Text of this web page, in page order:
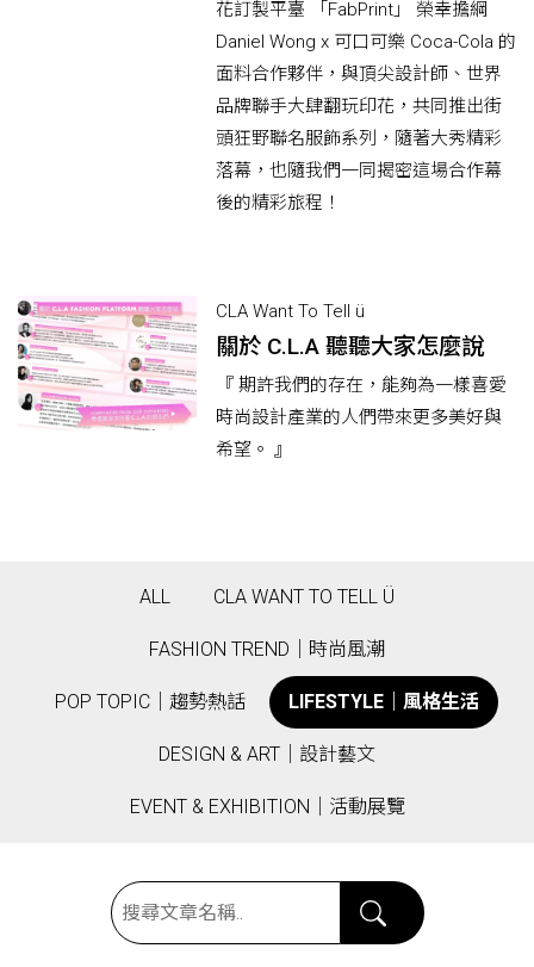
花訂製平臺 「FabPrint」 榮幸擔綱
Daniel Wong x 可口可樂 Coca-Cola 的
面料合作夥伴，與頂尖設計師、世界
品牌聯手大肆翻玩印花，共同推出街
頭狂野聯名服飾系列，隨著大秀精彩
落幕，也隨我們一同揭密這場合作幕
後的精彩旅程！
CLA Want To Tell ü
關於 C.L.A 聽聽大家怎麼說
『 期許我們的存在，能夠為一樣喜愛
時尚設計產業的人們帶來更多美好與
希望。 』
ALL CLA WANT TO TELL Ü
FASHION TREND｜時尚風潮
POP TOPIC｜趨勢熱話 LIFESTYLE｜風格生活
DESIGN & ART｜設計藝文
EVENT & EXHIBITION｜活動展覽